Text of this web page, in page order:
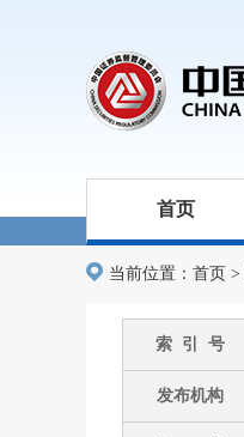
首页
当前位置： 首页 >
索 引 号
发布机构